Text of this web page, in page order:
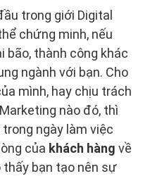
trong giới Digital
chứng minh, nếu
bão, thành công khác
ngành với bạn. Cho
mình, hay chịu trách
nào đó, thì
ngày làm việc
của khách hàng về
thấy bạn tạo nên sự